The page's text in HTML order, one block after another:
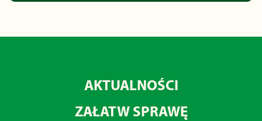
AKTUALNOŚCI
ZAŁATW SPRAWĘ